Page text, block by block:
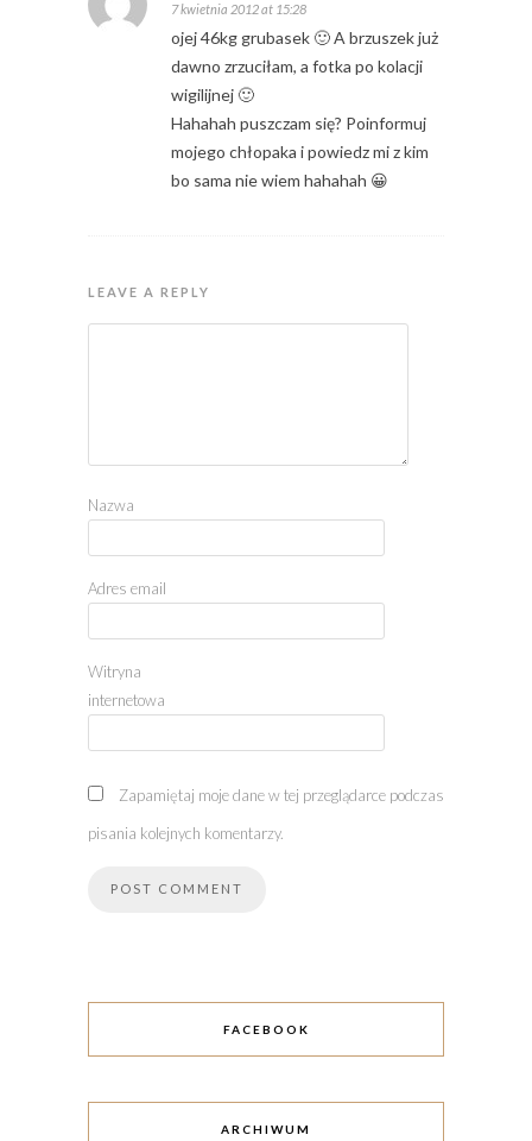
7 kwietnia 2012 at 15:28
ojej 46kg grubasek 🙂 A brzuszek już
dawno zrzuciłam, a fotka po kolacji
wigilijnej 🙂
Hahahah puszczam się? Poinformuj
mojego chłopaka i powiedz mi z kim
bo sama nie wiem hahahah 😀
LEAVE A REPLY
Nazwa
Adres email
Witryna
internetowa
Zapamiętaj moje dane w tej przeglądarce podczas
pisania kolejnych komentarzy.
FACEBOOK
ARCHIWUM